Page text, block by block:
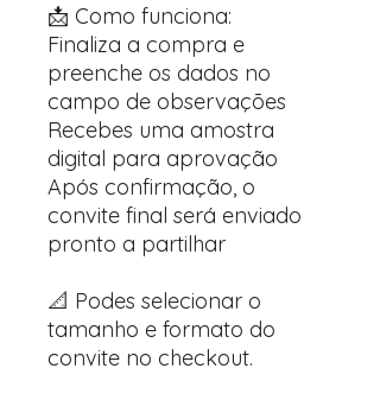
📩 Como funciona:
Finaliza a compra e
preenche os dados no
campo de observações
Recebes uma amostra
digital para aprovação
Após confirmação, o
convite final será enviado
pronto a partilhar
📐 Podes selecionar o
tamanho e formato do
convite no checkout.